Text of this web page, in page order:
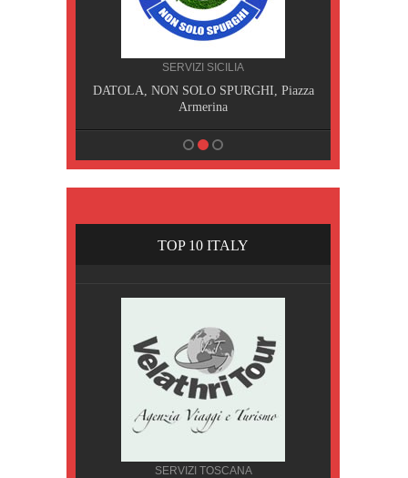
SERVIZI SICILIA
DATOLA, NON SOLO SPURGHI, Piazza
Armerina
TOP 10 ITALY
SERVIZI TOSCANA